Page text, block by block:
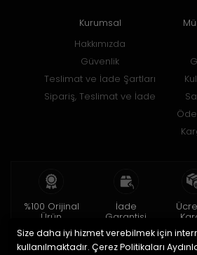
Kurumsal
Hakkımızda
Güvenlik
Teslimat ve İade Şartları
Sipariş, Teslimat ve İade
%100 Orijinal
Ürün
2 yıl garanti
İade
Garantisi
15 gün içinde
iade
150 TL
Size daha iyi hizmet verebilmek için
kullanılmaktadır. Çerez Politikaları